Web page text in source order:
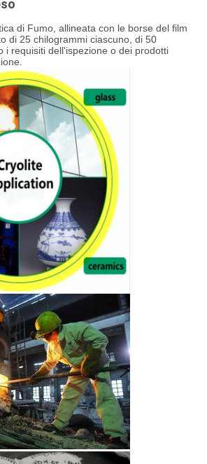
di Fumo, allineata con le borse del film
di 25 chilogrammi ciascuno, di 50
i requisiti dell'ispezione o dei prodotti